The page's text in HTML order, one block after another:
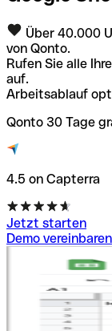
Über 40.000
von Qonto.
Rufen Sie alle
auf.
Arbeitsablauf
Qonto 30 Tage
4.5 on Capterra
Jetzt starten
Demo vereinbaren